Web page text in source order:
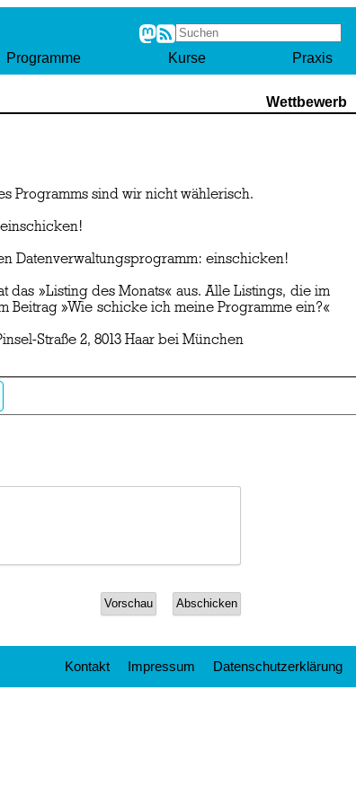
Programme Kurse Praxis
Wettbewerb
Programms sind wir nicht wählerisch.
Datenverwaltungsprogramm: einschicken!
»Listing des Monats« aus. Alle Listings, die im
Beitrag »Wie schicke ich meine Programme ein?«
Straße 2, 8013 Haar bei München
Kontakt Impressum Datenschutzerklärung